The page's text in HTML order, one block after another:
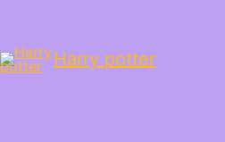
Harry potter